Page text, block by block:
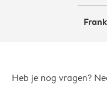
Heb je nog vragen?